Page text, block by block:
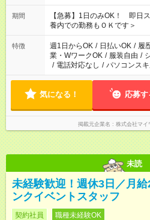
22：00 ・22：00～翌6：00
期間
【急募】1日のみOK！ 即日
養内での勤務もＯＫです＞
特徴 週1日からOK / 日払いOK / 履
業・WワークOK / 服装自由 /
/ 電話対応なし / パソコンス
気になる！ 応募す
掲載元企業名 株式会社マイ
未読
未経験歓迎！週休3日／月
ンクイベントスタッフ
契約社員 職種未経験OK